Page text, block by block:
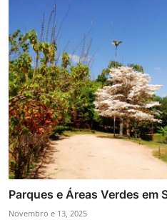
Parques e Áreas Verdes em
Novembro e 13, 2025